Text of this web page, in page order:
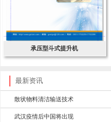
承压型斗式提升机
最新资讯
散状物料清洁输送技术
武汉疫情后中国将出现